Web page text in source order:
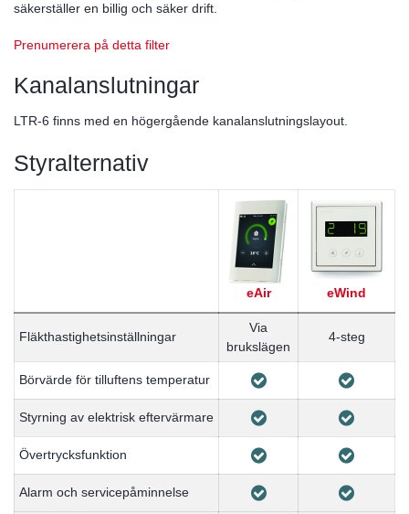
säkerställer en billig och säker drift.
Prenumerera på detta filter
Kanalanslutningar
LTR-6 finns med en högergående kanalanslutningslayout.
Styralternativ
eAir eWind
Fläkthastighetsinställningar
Via
brukslägen
4-steg
Börvärde för tilluftens temperatur
Styrning av elektrisk eftervärmare
Övertrycksfunktion
Alarm och servicepåminnelse